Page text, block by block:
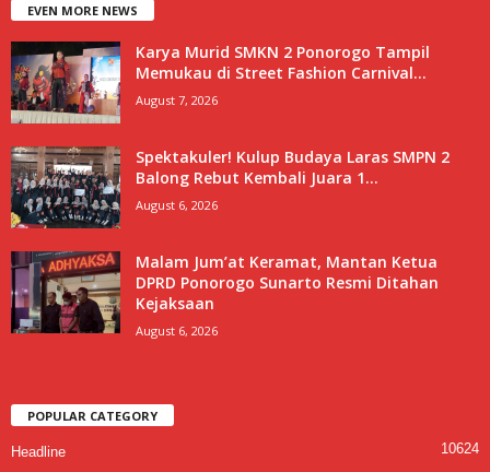
EVEN MORE NEWS
Karya Murid SMKN 2 Ponorogo Tampil
Memukau di Street Fashion Carnival...
August 7, 2026
Spektakuler! Kulup Budaya Laras SMPN 2
Balong Rebut Kembali Juara 1...
August 6, 2026
Malam Jum’at Keramat, Mantan Ketua
DPRD Ponorogo Sunarto Resmi Ditahan
Kejaksaan
August 6, 2026
POPULAR CATEGORY
Headline 10624